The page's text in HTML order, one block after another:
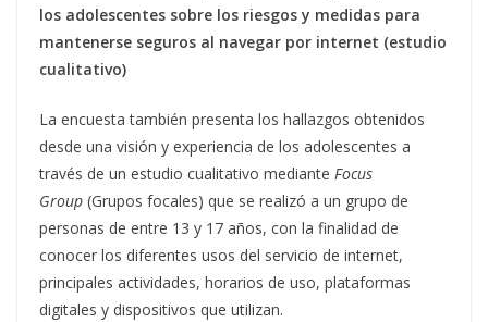
los adolescentes sobre los riesgos y medidas para
mantenerse seguros al navegar por internet (estudio
cualitativo)
La encuesta también presenta los hallazgos obtenidos
desde una visión y experiencia de los adolescentes a
través de un estudio cualitativo mediante Focus
Group (Grupos focales) que se realizó a un grupo de
personas de entre 13 y 17 años, con la finalidad de
conocer los diferentes usos del servicio de internet,
principales actividades, horarios de uso, plataformas
digitales y dispositivos que utilizan.